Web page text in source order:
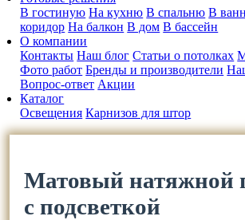
В гостиную На кухню В спальню В
коридор На балкон В дом В бассейн
О компании
Контакты Наш блог Статьи о потолках
Фото работ Бренды и производители
Вопрос-ответ Акции
Каталог
Освещения Карнизов для штор
Матовый натяжной
с подсветкой